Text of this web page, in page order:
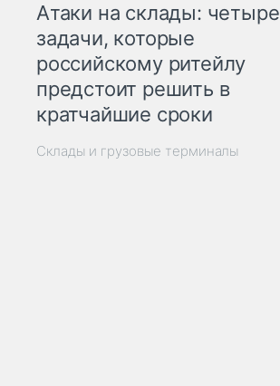
Атаки на склады: четыре
задачи, которые
российскому ритейлу
предстоит решить в
кратчайшие сроки
Склады и грузовые терминалы